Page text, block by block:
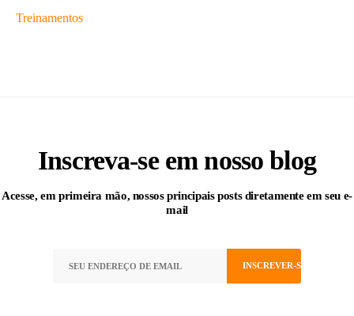
Treinamentos
Inscreva-seem nosso blog
Acesse, em primeira mão, nossos principais posts diretamente em seu e-
mail